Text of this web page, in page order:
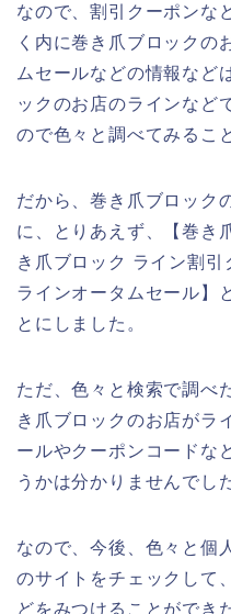
なので、割引クーポンな
く内に巻き爪ブロックの
ムセールなどの情報など
ックのお店のラインなど
ので色々と調べてみるこ
だから、巻き爪ブロック
に、とりあえず、【巻き
き爪ブロック ライン割引
ラインオータムセール】
とにしました。
ただ、色々と検索で調べ
き爪ブロックのお店がラ
ールやクーポンコードな
うかは分かりませんでし
なので、今後、色々と個
のサイトをチェックして
どをみつけることができ